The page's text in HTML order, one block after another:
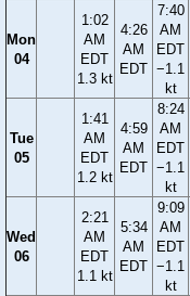
Mon
04
1:02
AM
EDT
1.3 kt
4:26
AM
EDT
7:40
AM
EDT
−1.1
kt
Tue
05
1:41
AM
EDT
1.2 kt
4:59
AM
EDT
8:24
AM
EDT
−1.1
kt
Wed
06
2:21
AM
EDT
1.1 kt
5:34
AM
EDT
9:09
AM
EDT
−1.1
kt